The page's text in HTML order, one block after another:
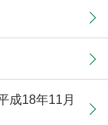
成18年11月